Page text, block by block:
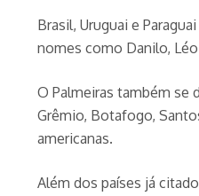
Brasil, Uruguai e
nomes como Danilo, Léo
O Palmeiras também se
Grêmio, Botafogo,
americanas.
Além dos países já